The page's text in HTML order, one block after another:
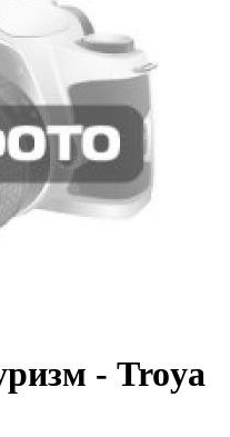
- Troya